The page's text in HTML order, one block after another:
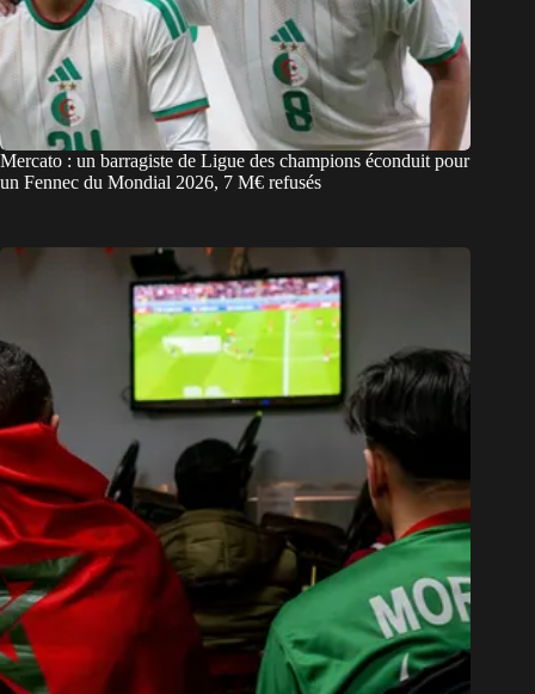
Mercato : un barragiste de Ligue des champions éconduit pour
un Fennec du Mondial 2026, 7 M€ refusés